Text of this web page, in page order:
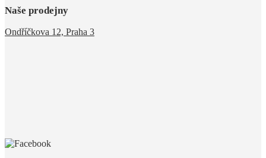
Naše prodejny
Ondříčkova 12, Praha 3